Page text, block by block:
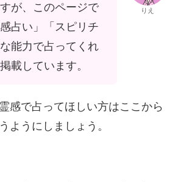
が、このページで
占い」「スピリチ
能力で占ってくれ
載しています。
りえ
感で占ってほしい方はここから
ようにしましょう。